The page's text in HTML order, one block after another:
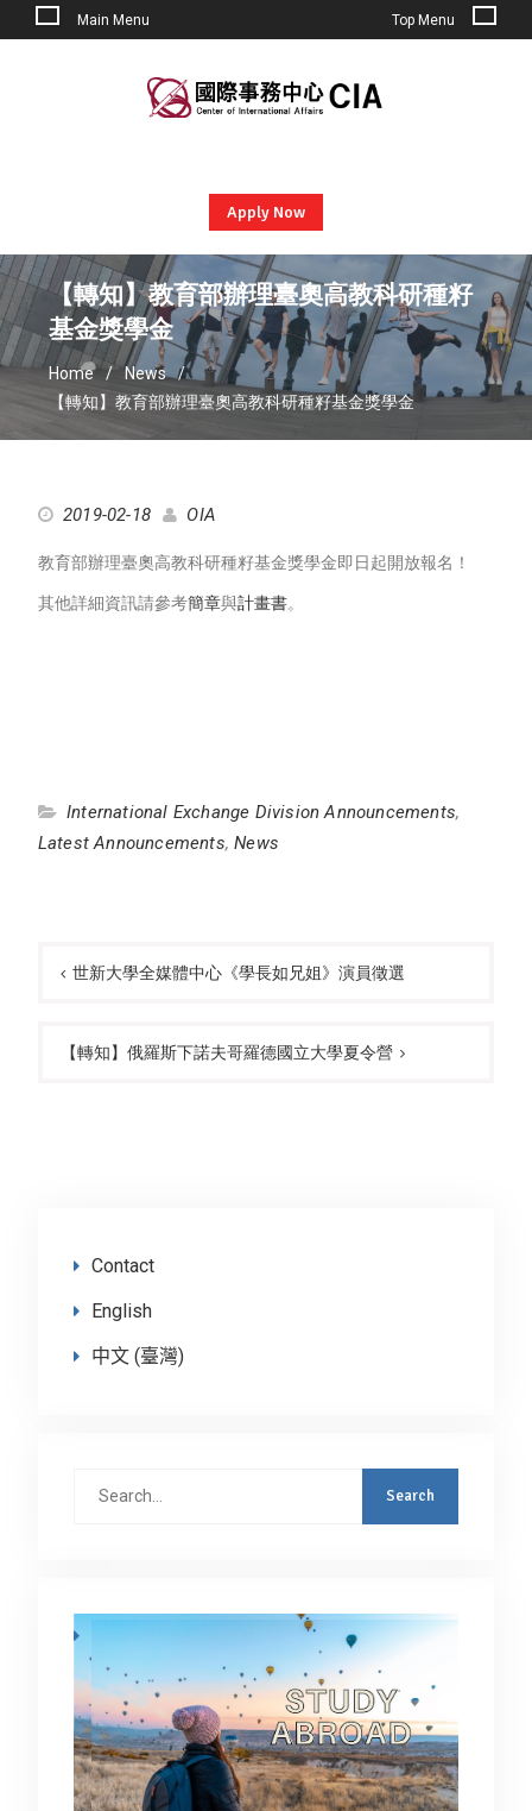
Main Menu Top Menu
Apply Now
【轉知】教育部辦理臺奧高教科研種籽
基金獎學金
Home
News
【轉知】教育部辦理臺奧高教科研種籽基金獎學金
2019-02-18 OIA
教育部辦理臺奧高教科研種籽基金獎學金即日起開放報名！
其他詳細資訊請參考簡章與計畫書。
International Exchange Division Announcements,
Latest Announcements,News
navigation
世新大學全媒體中心《學長如兄姐》演員徵選
【轉知】俄羅斯下諾夫哥羅德國立大學夏令營
Contact
English
中文 (臺灣)